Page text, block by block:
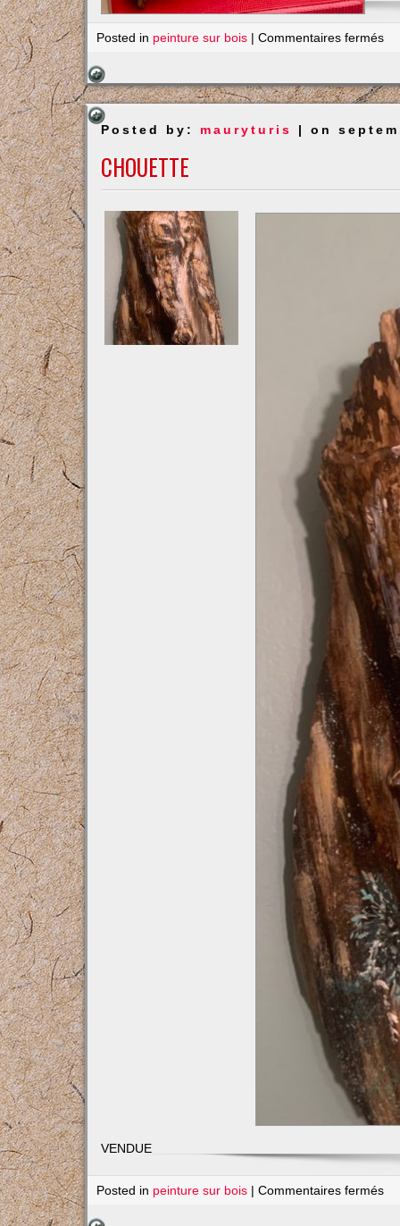
Posted in peinture sur bois |Commentaires fermés
Posted by: mauryturis | on
CHOUETTE
VENDUE
Posted in peinture sur bois |Commentaires fermés